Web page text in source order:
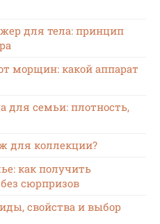
для тела: принцип
морщин: какой аппарат
для семьи: плотность,
для коллекции?
как получить
сюрпризов
свойства и выбор